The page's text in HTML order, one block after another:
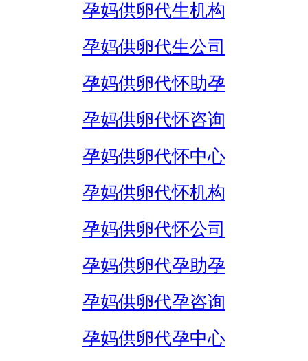
孕妈供卵代生机构
孕妈供卵代生公司
孕妈供卵代怀助孕
孕妈供卵代怀咨询
孕妈供卵代怀中心
孕妈供卵代怀机构
孕妈供卵代怀公司
孕妈供卵代孕助孕
孕妈供卵代孕咨询
孕妈供卵代孕中心